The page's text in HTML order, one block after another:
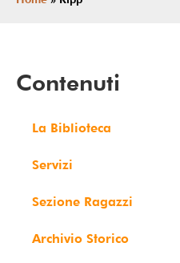
Contenuti
La Biblioteca
Servizi
Sezione Ragazzi
Archivio Storico